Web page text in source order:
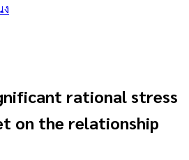
rational stress
on the relationship